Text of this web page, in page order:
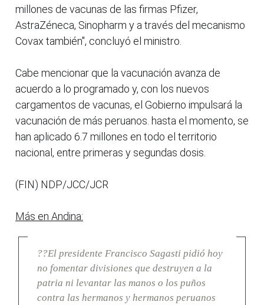
millones de vacunas de las firmas Pfizer,
AstraZéneca, Sinopharm y a través del mecanismo
Covax también", concluyó el ministro.
Cabe mencionar que la vacunación avanza de
acuerdo a lo programado y, con los nuevos
cargamentos de vacunas, el Gobierno impulsará la
vacunación de más peruanos. hasta el momento, se
han aplicado 6.7 millones en todo el territorio
nacional, entre primeras y segundas dosis.
(FIN) NDP/JCC/JCR
Más en Andina:
??El presidente Francisco Sagasti pidió hoy
no fomentar divisiones que destruyen a la
patria ni levantar las manos o los puños
contra las hermanos y hermanos peruanos